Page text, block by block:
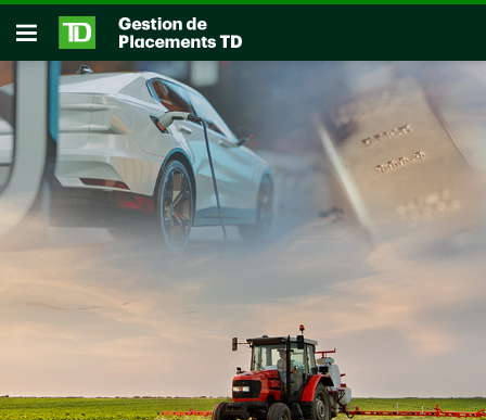
Passer au contenu principal
Ouvrir